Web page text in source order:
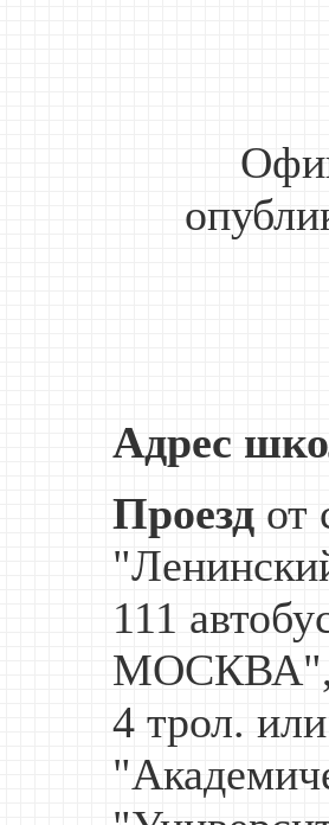
Адрес
Проезд от
111
МОСКВА",
4 трол.